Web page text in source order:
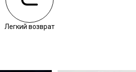
Легкий возврат